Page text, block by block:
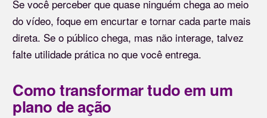
Se você perceber que quase ninguém chega ao meio
do vídeo, foque em encurtar e tornar cada parte mais
direta. Se o público chega, mas não interage, talvez
falte utilidade prática no que você entrega.
Como transformar tudo em um
plano de ação